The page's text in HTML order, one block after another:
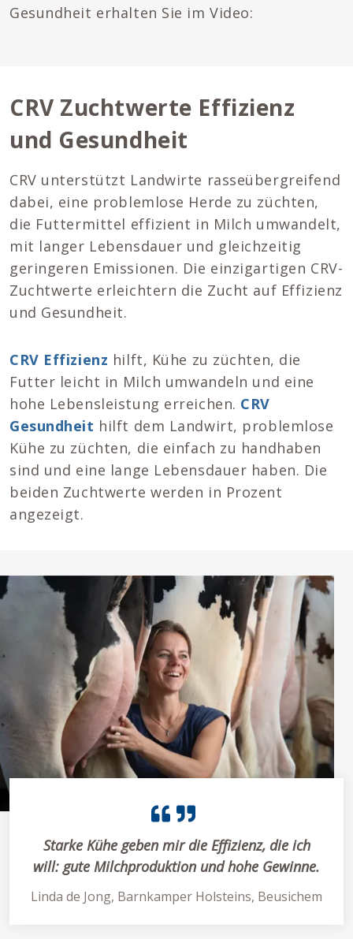
Gesundheit erhalten Sie im Video:
CRV Zuchtwerte Effizienz
und Gesundheit
CRV unterstützt Landwirte rasseübergreifend
dabei, eine problemlose Herde zu züchten,
die Futtermittel effizient in Milch umwandelt,
mit langer Lebensdauer und gleichzeitig
geringeren Emissionen. Die einzigartigen CRV-
Zuchtwerte erleichtern die Zucht auf Effizienz
und Gesundheit.
CRV Effizienz hilft, Kühe zu züchten, die
Futter leicht in Milch umwandeln und eine
hohe Lebensleistung erreichen. CRV
Gesundheit hilft dem Landwirt, problemlose
Kühe zu züchten, die einfach zu handhaben
sind und eine lange Lebensdauer haben. Die
beiden Zuchtwerte werden in Prozent
angezeigt.
Starke Kühe geben mir die Effizienz, die ich
will: gute Milchproduktion und hohe Gewinne.
Linda de Jong, Barnkamper Holsteins, Beusichem